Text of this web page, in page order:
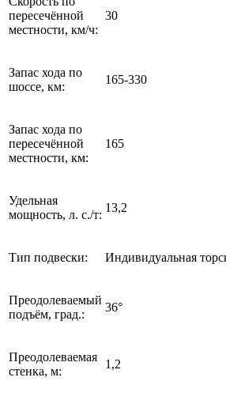
пересечённой
местности, км/ч:
30
Запас хода по
шоссе, км:
165-330
Запас хода по
пересечённой
местности, км:
165
Удельная
мощность, л. с./т:
13,2
Тип подвески: Индивидуальная
Преодолеваемый
подъём, град.:
36°
Преодолеваемая
стенка, м:
1,2